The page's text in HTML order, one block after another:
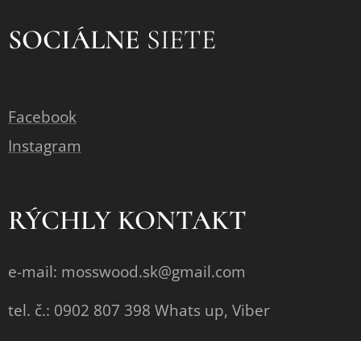
SOCIÁLNE SIETE
Facebook
Instagram
RÝCHLY KONTAKT
e-mail: mosswood.sk@gmail.com
tel. č.: 0902 807 398 Whats up, Viber